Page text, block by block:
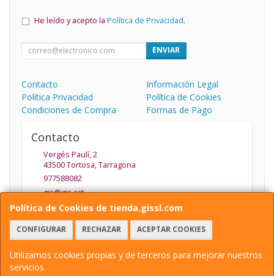
Política de Cookies de tienda.gissl.com
CONFIGURAR RECHAZAR ACEPTAR COOKIES
Utilizamos cookies propias y de terceros para mejorar nuestros
servicios.
He leído y acepto la Política de Privacidad.
ENVIAR
Contacto
Información Legal
Política Privacidad
Política de Cookies
Condiciones de Compra
Formas de Pago
Contacto
Vergés Paulí, 2
43500Tortosa,Tarragona
977588082
gis@gis.cat
Horario
De Lunes a Viernes de 9.30 a 13.30 y de 15:30 a 19:30